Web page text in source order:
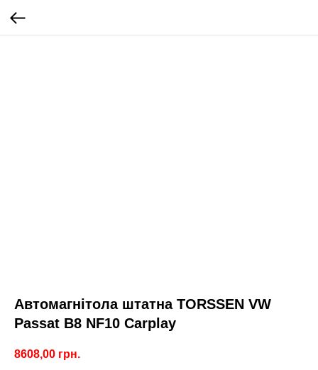
Автомагнітола штатна TORSSEN VW
Passat B8 NF10 Carplay
8608,00 грн.